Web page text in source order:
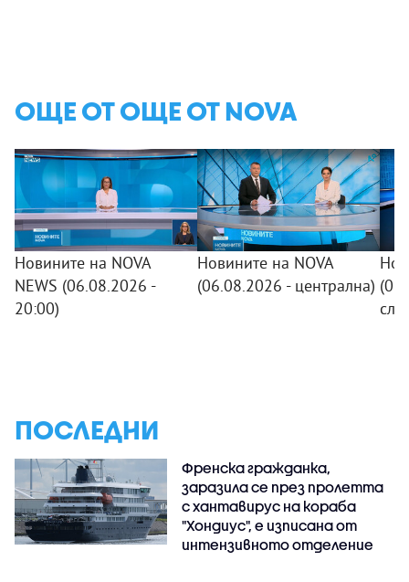
ОЩЕ ОТ ОЩЕ ОТ NOVA
Новините на NOVA
NEWS (06.08.2026 -
20:00)
Новините на NOVA
(06.08.2026 - централна)
ПОСЛЕДНИ
Френска гражданка,
заразила се през пролетта
с хантавирус на кораба
"Хондиус", е изписана от
интензивното отделение